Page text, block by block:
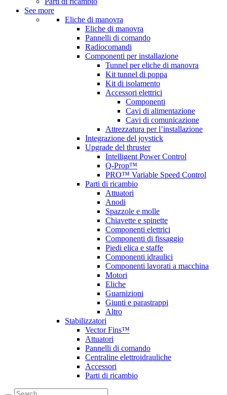
See more
Eliche di manovra
Eliche di manovra
Pannelli di comando
Radiocomandi
Componenti per installazione
Tunnel per eliche di manovra
Kit tunnel di poppa
Kit di isolamento
Accessori elettrici
Componenti
Cavi di alimentazione
Cavi di comunicazione
Attrezzatura per l’installazione
Integrazione del joystick
Upgrade del thruster
Intelligent Power Control
Q-Prop™
PRO™ Variable Speed Control
Parti di ricambio
Attuatori
Anodi
Spazzole e molle
Chiavette e spinette
Componenti elettrici
Componenti di fissaggio
Piedi elica e staffe
Componenti idraulici
Componenti lavorati a macchina
Motori
Eliche
Guarnizioni
Giunti e parastrappi
Altro
Stabilizzatori
Vector Fins™
Attuatori
Pannelli di comando
Centraline elettroidrauliche
Accessori
Parti di ricambio